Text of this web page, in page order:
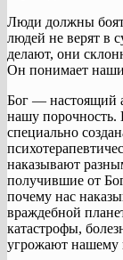
Люди должны
людей не верят в
делают, они
Он понимает наши
Бог — настоящий
нашу порочность.
специально
наказывают
получившие от
почему нас
враждебной
катастрофы,
угрожают